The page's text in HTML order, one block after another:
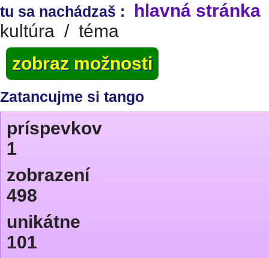
tu sa nachádzaš : hlavná stránka
kultúra / téma
zobraz možnosti
Zatancujme si tango
príspevkov
1
zobrazení
498
unikátne
101